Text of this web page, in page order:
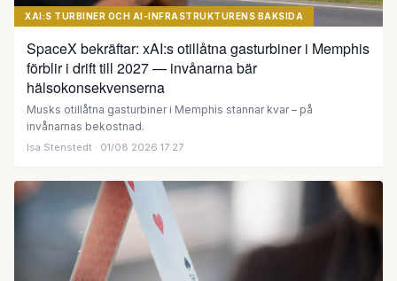
XAI:S TURBINER OCH AI-INFRASTRUKTURENS BAKSIDA
SpaceX bekräftar: xAI:s otillåtna gasturbiner i Memphis
förblir i drift till 2027 — invånarna bär
hälsokonsekvenserna
Musks otillåtna gasturbiner i Memphis stannar kvar – på
invånarnas bekostnad.
Isa Stenstedt · 01/08 2026 17:27